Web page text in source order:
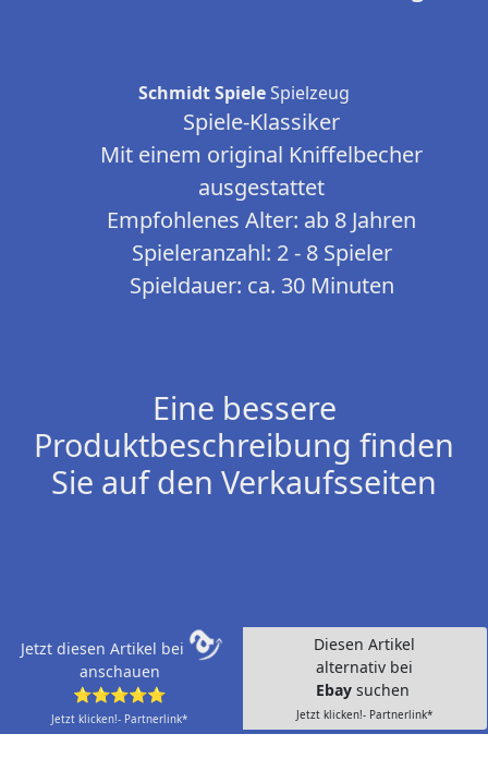
Schmidt SpieleSpielzeug
Spiele-Klassiker
Mit einem original Kniffelbecher
ausgestattet
Empfohlenes Alter: ab 8 Jahren
Spieleranzahl: 2 - 8 Spieler
Spieldauer: ca. 30 Minuten
Eine bessere
Produktbeschreibung finden
Sie auf den Verkaufsseiten
Jetzt diesen Artikel bei
anschauen
⭐⭐⭐⭐⭐
Jetzt klicken!- Partnerlink*
Diesen Artikel
alternativ bei
Ebay suchen
Jetzt klicken!- Partnerlink*